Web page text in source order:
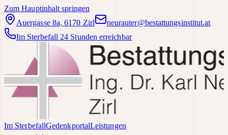
Zum Hauptinhalt springen
Auergasse 8a, 6170 Zirl
neurauter@bestattungsinstitut.at
Im Sterbefall 24 Stunden erreichbar
Im SterbefallGedenkportalLeistungen